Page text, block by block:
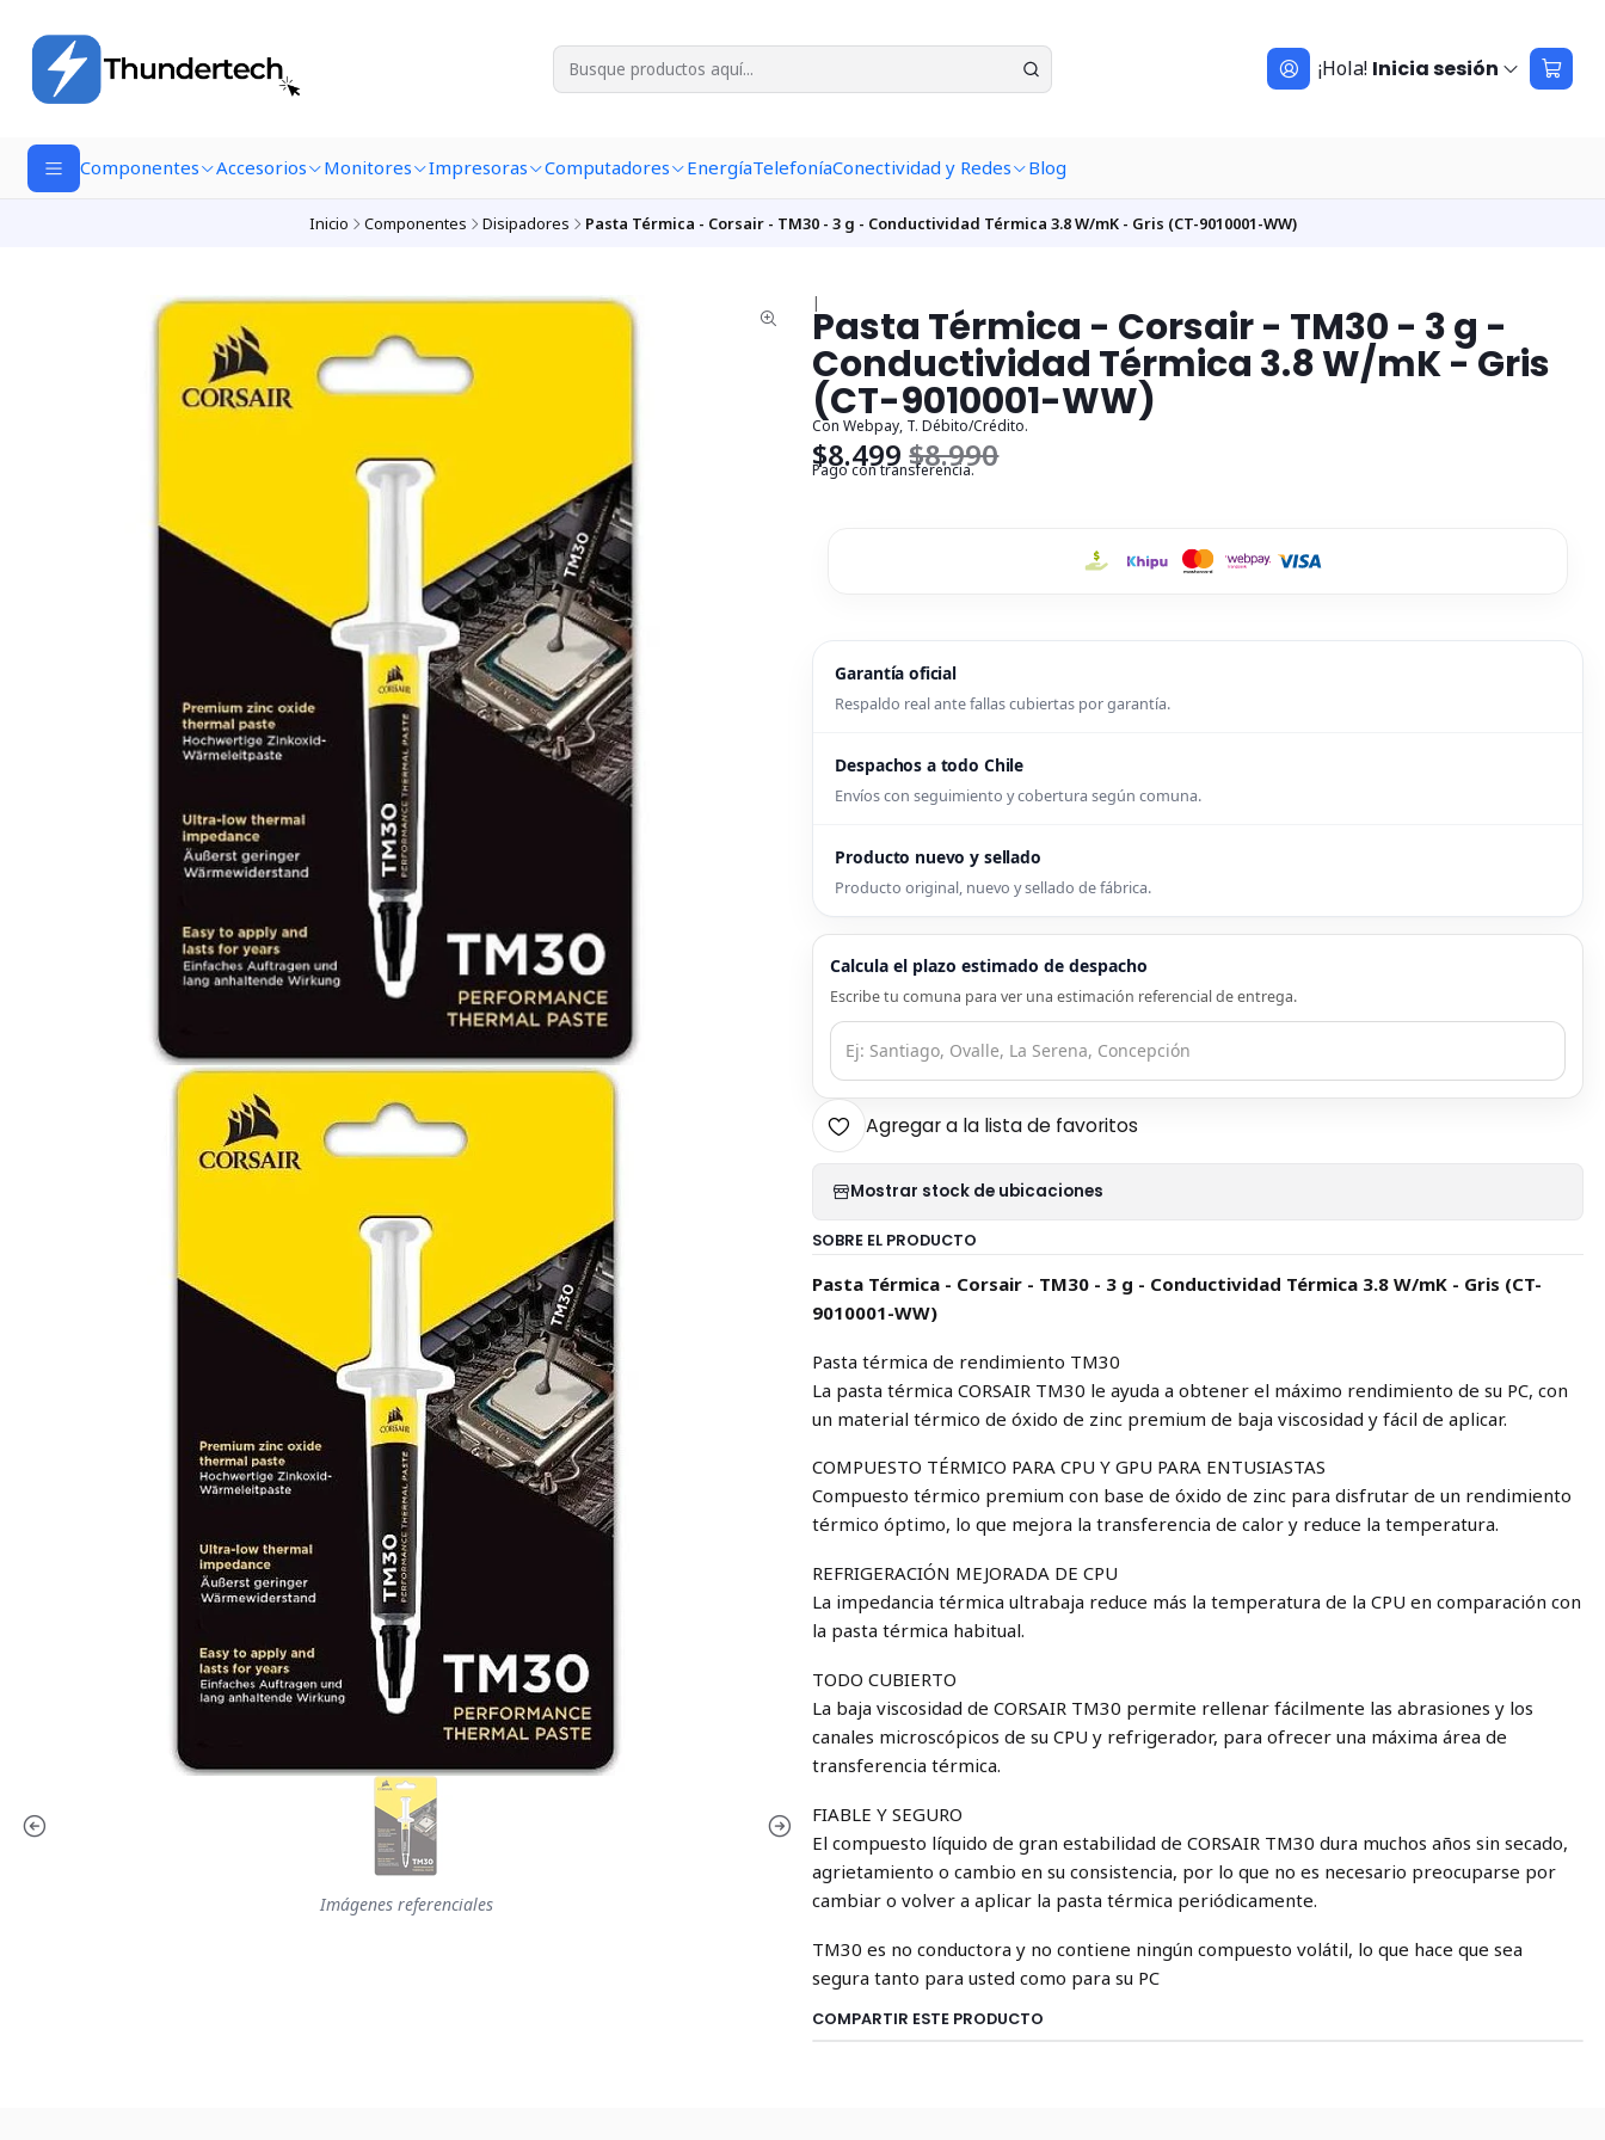
¡Hola! Inicia sesión
Componentes Accesorios Monitores Impresoras Computadores EnergíaTelefoníaConectividad y Redes Blog
Inicio Componentes Disipadores Pasta Térmica - Corsair - TM30 - 3 g - Conductividad Térmica 3.8 W/mK - Gris (CT-9010001-WW)
|Pasta Térmica - Corsair - TM30 - 3 g -
Conductividad Térmica 3.8 W/mK - Gris
(CT-9010001-WW)
Con Webpay, T. Débito/Crédito.
$8.499$8.990
Pago con transferencia.
Garantía oficial
Respaldo real ante fallas cubiertas por garantía.
Despachos a todo Chile
Envíos con seguimiento y cobertura según comuna.
Producto nuevo y sellado
Producto original, nuevo y sellado de fábrica.
Calcula el plazo estimado de despacho
Escribe tu comuna para ver una estimación referencial de entrega.
Agregar a la lista de favoritos
Mostrar stock de ubicaciones
SOBRE EL PRODUCTO
Pasta Térmica - Corsair - TM30 - 3 g - Conductividad Térmica 3.8 W/mK - Gris (CT-
9010001-WW)
Pasta térmica de rendimiento TM30
La pasta térmica CORSAIR TM30 le ayuda a obtener el máximo rendimiento de su PC, con
un material térmico de óxido de zinc premium de baja viscosidad y fácil de aplicar.
COMPUESTO TÉRMICO PARA CPU Y GPU PARA ENTUSIASTAS
Compuesto térmico premium con base de óxido de zinc para disfrutar de un rendimiento
térmico óptimo, lo que mejora la transferencia de calor y reduce la temperatura.
REFRIGERACIÓN MEJORADA DE CPU
La impedancia térmica ultrabaja reduce más la temperatura de la CPU en comparación con
la pasta térmica habitual.
TODO CUBIERTO
La baja viscosidad de CORSAIR TM30 permite rellenar fácilmente las abrasiones y los
canales microscópicos de su CPU y refrigerador, para ofrecer una máxima área de
transferencia térmica.
FIABLE Y SEGURO
El compuesto líquido de gran estabilidad de CORSAIR TM30 dura muchos años sin secado,
agrietamiento o cambio en su consistencia, por lo que no es necesario preocuparse por
cambiar o volver a aplicar la pasta térmica periódicamente.
TM30 es no conductora y no contiene ningún compuesto volátil, lo que hace que sea
segura tanto para usted como para su PC
COMPARTIR ESTE PRODUCTO